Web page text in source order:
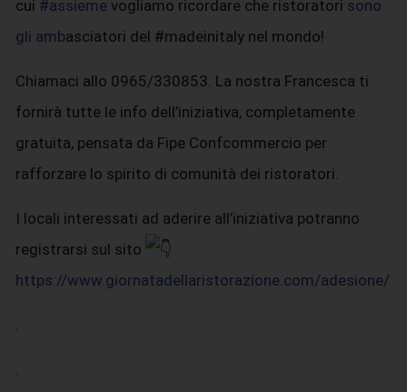
cui #assieme vogliamo ricordare che ristoratori sono
gli ambasciatori del #madeinitaly nel mondo!
Chiamaci allo 0965/330853. La nostra Francesca ti
fornirà tutte le info dell’iniziativa, completamente
gratuita, pensata da Fipe Confcommercio per
rafforzare lo spirito di comunità dei ristoratori.
I locali interessati ad aderire all’iniziativa potranno
registrarsi sul sito
https://www.giornatadellaristorazione.com/adesione/